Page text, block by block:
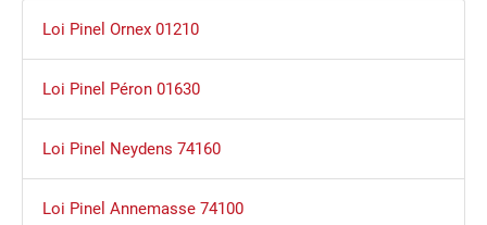
Loi Pinel Ornex 01210
Loi Pinel Péron 01630
Loi Pinel Neydens 74160
Loi Pinel Annemasse 74100